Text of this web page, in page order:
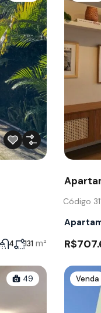
4 131 m²
Código
49 Venda